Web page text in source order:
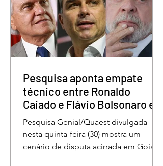
Quem é o Jornalista
Carlos Peixoto,
homenageado pela
CLDF no Dia da
Pesquisa aponta empate
técnico entre Ronaldo
Caiado e Flávio Bolsonaro em
Goiás
Pesquisa Genial/Quaest divulgada
nesta quinta-feira (30) mostra um
cenário de disputa acirrada em Goiás